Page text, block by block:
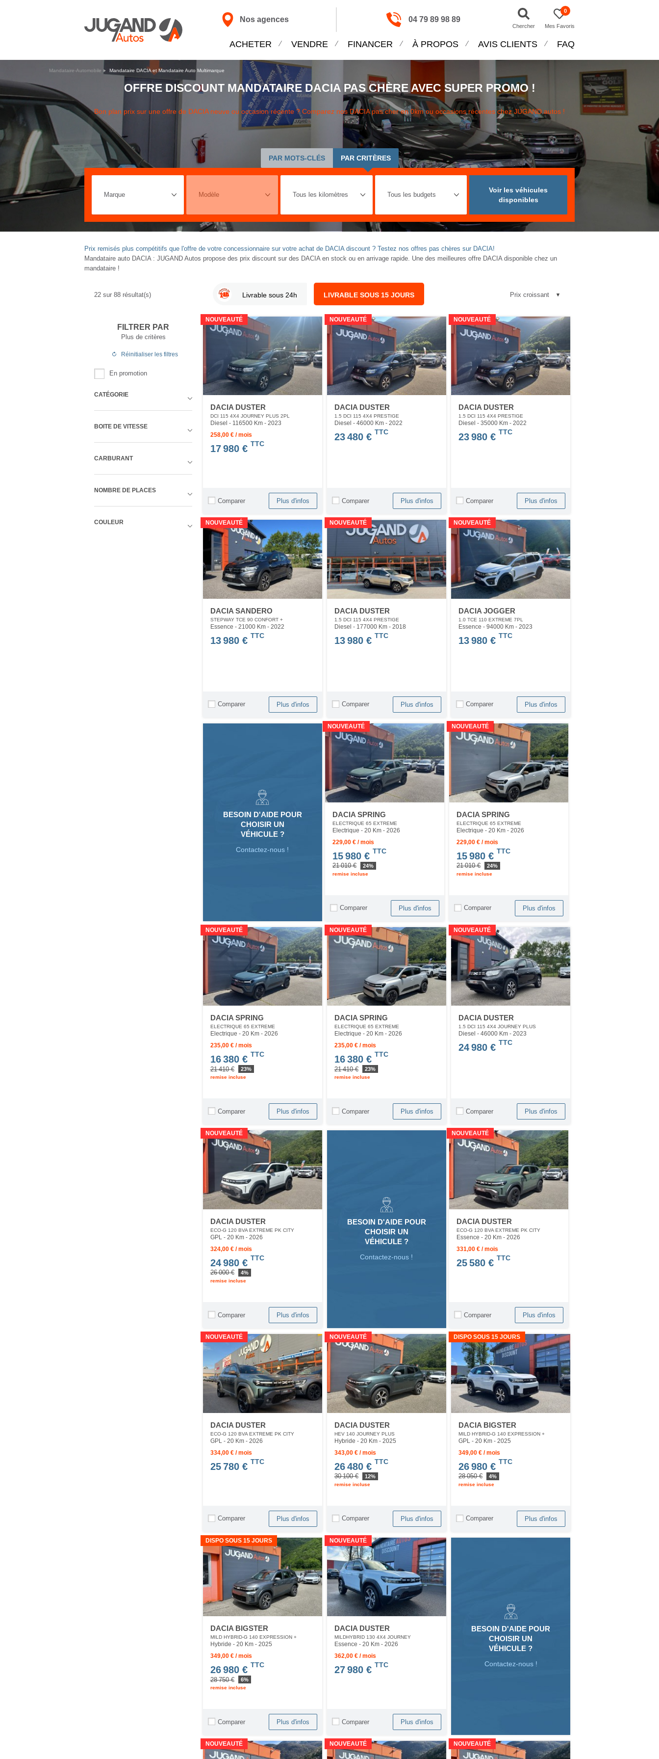
Nos agences 04 79 89 98 89
Chercher
0
Mes Favoris
ACHETER VENDRE FINANCER À PROPOS AVIS CLIENTS FAQ
Mandataire-Automobile Mandataire DACIA et Mandataire Auto Multimarque
OFFRE DISCOUNT MANDATAIRE DACIA PAS CHÈRE AVEC SUPER PROMO !
Bon plan prix sur une offre de DACIA neuve ou occasion récente ? Comparez nos DACIA pas cher en 0km ou occasions récentes chez JUGAND autos !
PAR MOTS-CLÉS PAR CRITÈRES
Voir les véhicules
disponibles
Prix remisés plus compétitifs que l'offre de votre concessionnaire sur votre achat de DACIA discount ? Testez nos offres pas chères sur DACIA!
Mandataire auto DACIA : JUGAND Autos propose des prix discount sur des DACIA en stock ou en arrivage rapide. Une des meilleures offre DACIA disponible chez un
mandataire !
22 sur 88 résultat(s) Livrable sous 24h LIVRABLE SOUS 15 JOURS
FILTRER PAR
Plus de critères
Réinitialiser les filtres
En promotion
CATÉGORIE
BOITE DE VITESSE
CARBURANT
NOMBRE DE PLACES
COULEUR
NOUVEAUTÉ
DACIA DUSTER
DCI 115 4X4 JOURNEY PLUS 2PL
Diesel - 116500 Km - 2023
258,00 € / mois
17 980 € TTC
Comparer Plus d'infos
NOUVEAUTÉ
DACIA DUSTER
1.5 DCI 115 4X4 PRESTIGE
Diesel - 46000 Km - 2022
23 480 € TTC
Comparer Plus d'infos
NOUVEAUTÉ
DACIA DUSTER
1.5 DCI 115 4X4 PRESTIGE
Diesel - 35000 Km- 2022
23 980 € TTC
Comparer Plus d'infos
NOUVEAUTÉ
DACIA SANDERO
STEPWAY TCE 90 CONFORT +
Essence - 21000 Km - 2022
13 980 € TTC
Comparer Plus d'infos
NOUVEAUTÉ
DACIA DUSTER
1.5 DCI 115 4X4 PRESTIGE
Diesel - 177000 Km - 2018
13 980 € TTC
Comparer Plus d'infos
NOUVEAUTÉ
DACIA JOGGER
1.0 TCE 110 EXTREME 7PL
Essence - 94000 Km- 2023
13 980 € TTC
Comparer Plus d'infos
BESOIN D'AIDE POUR
CHOISIR UN
VÉHICULE ?
Contactez-nous !
NOUVEAUTÉ
DACIA SPRING
ELECTRIQUE 65 EXTREME
Electrique - 20 Km - 2026
229,00 € / mois
15 980 € TTC
21 010 € 24%
remise incluse
Comparer Plus d'infos
NOUVEAUTÉ
DACIA SPRING
ELECTRIQUE 65 EXTREME
Electrique - 20 Km- 2026
229,00 € / mois
15 980 € TTC
21 010 € 24%
remise incluse
Comparer Plus d'infos
NOUVEAUTÉ
DACIA SPRING
ELECTRIQUE 65 EXTREME
Electrique - 20 Km - 2026
235,00 € / mois
16 380 € TTC
21 410 € 23%
remise incluse
Comparer Plus d'infos
NOUVEAUTÉ
DACIA SPRING
ELECTRIQUE 65 EXTREME
Electrique - 20 Km - 2026
235,00 € / mois
16 380 € TTC
21 410 € 23%
remise incluse
Comparer Plus d'infos
NOUVEAUTÉ
DACIA DUSTER
1.5 DCI 115 4X4 JOURNEY PLUS
Diesel - 46000 Km- 2023
24 980 € TTC
Comparer Plus d'infos
NOUVEAUTÉ
DACIA DUSTER
ECO-G 120 BVA EXTREME PK CITY
GPL - 20 Km - 2026
324,00 € / mois
24 980 € TTC
26 000 € 4%
remise incluse
Comparer Plus d'infos
BESOIN D'AIDE POUR
CHOISIR UN
VÉHICULE ?
Contactez-nous !
NOUVEAUTÉ
DACIA DUSTER
ECO-G 120 BVA EXTREME PK CITY
Essence - 20 Km- 2026
331,00 € / mois
25 580 € TTC
Comparer Plus d'infos
NOUVEAUTÉ
DACIA DUSTER
ECO-G 120 BVA EXTREME PK CITY
GPL - 20 Km - 2026
334,00 € / mois
25 780 € TTC
Comparer Plus d'infos
NOUVEAUTÉ
DACIA DUSTER
HEV 140 JOURNEY PLUS
Hybride - 20 Km - 2025
343,00 € / mois
26 480 € TTC
30 100 € 12%
remise incluse
Comparer Plus d'infos
DISPO SOUS 15 JOURS
DACIA BIGSTER
MILD HYBRID-G 140 EXPRESSION +
GPL - 20 Km- 2025
349,00 € / mois
26 980 € TTC
28 050 € 4%
remise incluse
Comparer Plus d'infos
DISPO SOUS 15 JOURS
DACIA BIGSTER
MILD HYBRID-G 140 EXPRESSION +
Hybride - 20 Km - 2025
349,00 € / mois
26 980 € TTC
28 750 € 6%
remise incluse
Comparer Plus d'infos
NOUVEAUTÉ
DACIA DUSTER
MILDHYBRID 130 4X4 JOURNEY
Essence - 20 Km - 2026
362,00 € / mois
27 980 € TTC
Comparer Plus d'infos
BESOIN D'AIDE POUR
CHOISIR UN
VÉHICULE ?
Contactez-nous !
NOUVEAUTÉ NOUVEAUTÉ NOUVEAUTÉ